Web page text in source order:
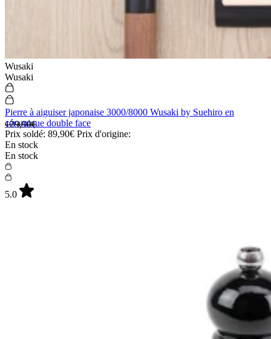
Wusaki
Wusaki
Pierre à aiguiser japonaise 3000/8000 Wusaki by Suehiro en
céramique double face
Prix soldé: 89,90€ Prix d'origine:
129,90€
En stock
En stock
5.0